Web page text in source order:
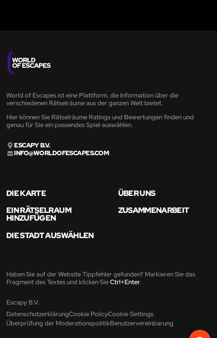
World of Escapes ist eine Plattform, die Information über die
verschiedenen Rätselräume aus der ganzen Welt bietet.
Hier können Sie Rätselräume Ratings und Bewertungen finden und
genau für Sie ein passendes Spiel auswählen.
ESCAPY B.V.
INFO@WORLDOFESCAPES.COM
DIE KARTE
ÜBER UNS
EIN RÄTSELRAUM
HINZUFÜGEN
ZUSAMMENARBEIT
DIE STADT AUSWÄHLEN
Haben Sie auf der Website Tippfehler gefunden? Markieren Sie das
Fragment des Textes und klicken SieCtrl+Enter.
Escapy B.V.
DatenschutzerklärungCookie PolicyCookie Settings
Überprüfung der ModerationspolitikBenutzervereinbarung